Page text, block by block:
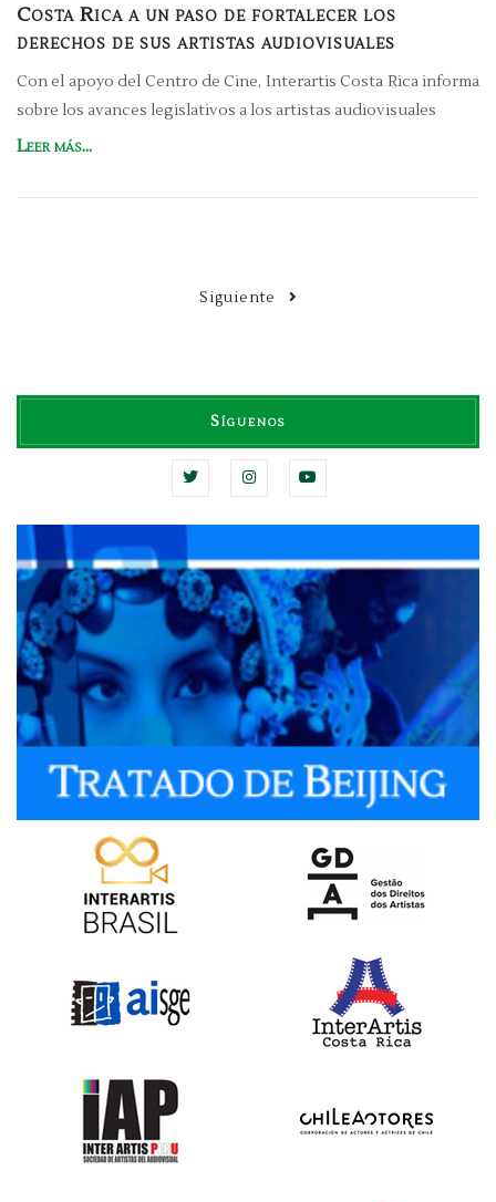
Costa Rica a un paso de fortalecer los
derechos de sus artistas audiovisuales
Con el apoyo del Centro de Cine, Interartis Costa Rica informa
sobre los avances legislativos a los artistas audiovisuales
Leer más...
Siguiente
Síguenos